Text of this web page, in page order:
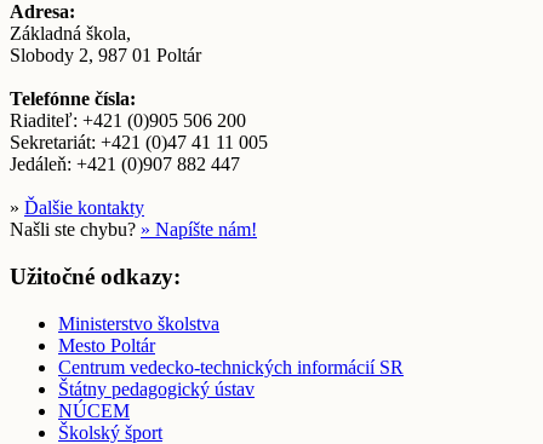
Adresa:
Základná škola,
Slobody 2, 987 01 Poltár
Telefónne čísla:
Riaditeľ: +421 (0)905 506 200
Sekretariát: +421 (0)47 41 11 005
Jedáleň: +421 (0)907 882 447
» Ďalšie kontakty
Našli ste chybu? » Napíšte nám!
Užitočné odkazy:
Ministerstvo školstva
Mesto Poltár
Centrum vedecko-technických informácií SR
Štátny pedagogický ústav
NÚCEM
Školský šport